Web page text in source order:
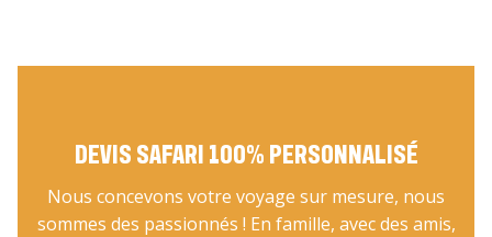
DEVIS SAFARI 100% PERSONNALISÉ
Nous concevons votre voyage sur mesure, nous
sommes des passionnés ! En famille, avec des amis,